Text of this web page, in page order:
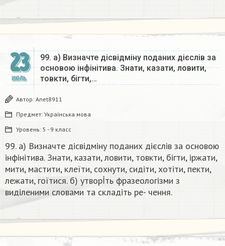
23
ИЮЛЬ
99. а) Визначте дiсвiдмiну поданих дієслів за
основою інфінітива. Знати, казати, ловити,
товкти, бігти,…
Автор: Anet8911
Предмет: Українська мова
Уровень: 5 - 9 класс
99. а) Визначте дiсвiдмiну поданих дієслів за основою
інфінітива. Знати, казати, ловити, товкти, бігти, іржати,
мити, мастити, клеїти, сохнути, сидіти, хотіти, пекти,
лежати, гоїтися. б) утворİть фразеологізми з
виділеними словами та складіть ре- чення.​